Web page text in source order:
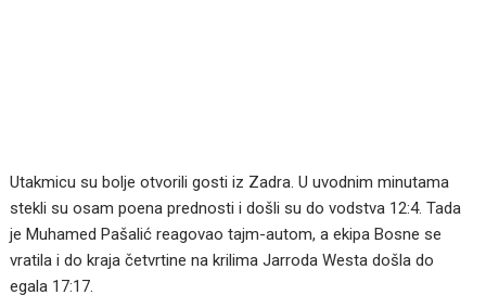
Utakmicu su bolje otvorili gosti iz Zadra. U uvodnim minutama
stekli su osam poena prednosti i došli su do vodstva 12:4. Tada
je Muhamed Pašalić reagovao tajm-autom, a ekipa Bosne se
vratila i do kraja četvrtine na krilima Jarroda Westa došla do
egala 17:17.